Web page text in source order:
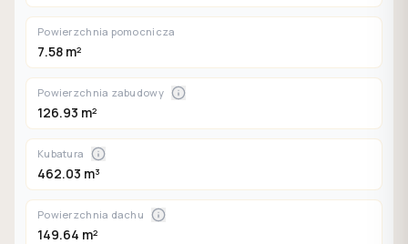
Powierzchnia pomocnicza
7.58 m²
Powierzchnia zabudowy
126.93 m²
Kubatura
462.03 m³
Powierzchnia dachu
149.64 m²